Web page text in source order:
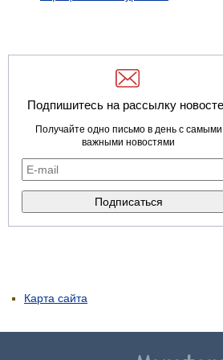
Подпишитесь на рассылку
Получайте одно письмо в день с самыми
важными новостями
Карта сайта